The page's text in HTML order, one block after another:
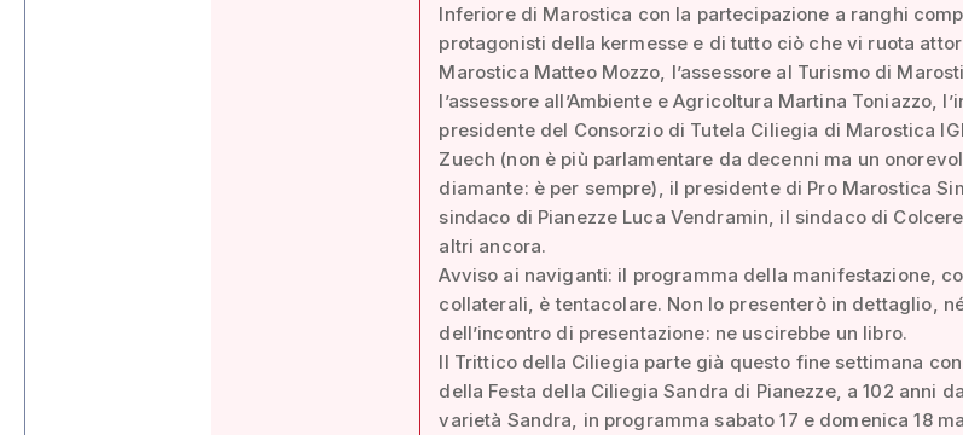
Inferiore di Marostica con la partecipazione a ranghi
protagonisti della kermesse e di tutto ciò che vi ruota
Marostica Matteo Mozzo, l’assessore al Turismo di
l’assessore all’Ambiente e Agricoltura Martina Toniazzo,
presidente del Consorzio di Tutela Ciliegia di Marostica
Zuech (non è più parlamentare da decenni ma un
diamante: è per sempre), il presidente di Pro Marostica
sindaco di Pianezze Luca Vendramin, il sindaco di
altri ancora.
Avviso ai naviganti: il programma della manifestazione,
collaterali, è tentacolare. Non lo presenterò in dettaglio,
dell’incontro di presentazione: ne uscirebbe un libro.
Il Trittico della Ciliegia parte già questo fine settimana
della Festa della Ciliegia Sandra di Pianezze, a 102 anni
varietà Sandra, in programma sabato 17 e domenica 18